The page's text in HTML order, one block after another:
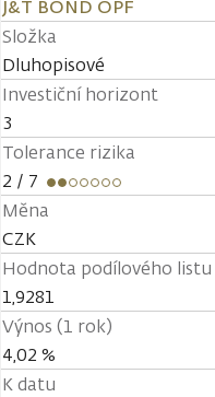
J&T BOND OPF
Složka
Dluhopisové
Investiční horizont
3
Tolerance rizika
2 / 7
Měna
CZK
Hodnota podílového listu
1,9281
Výnos (1 rok)
4,02 %
K datu